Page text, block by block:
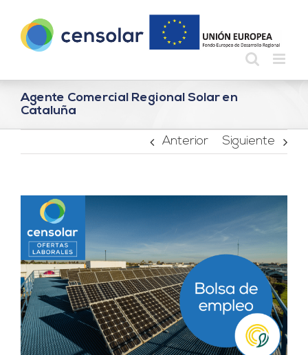
contenido
Agente Comercial Regional Solar en
Cataluña
Anterior Siguiente
imagen
más
grande